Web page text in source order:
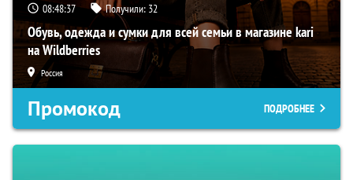
08:48:36 Получили: 32
Обувь, одежда и сумки для всей семьи в магазине kari
на Wildberries
Россия
Промокод ПОДРОБНЕЕ